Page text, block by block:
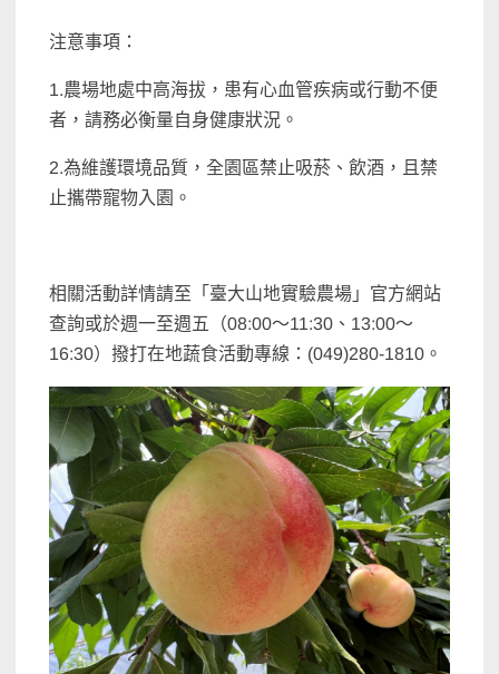
注意事項：
1.農場地處中高海拔，患有心血管疾病或行動不便
者，請務必衡量自身健康狀況。
2.為維護環境品質，全園區禁止吸菸、飲酒，且禁
止攜帶寵物入園。
相關活動詳情請至「臺大山地實驗農場」官方網站
查詢或於週一至週五（08:00～11:30、13:00～
16:30）撥打在地蔬食活動專線：(049)280-1810。